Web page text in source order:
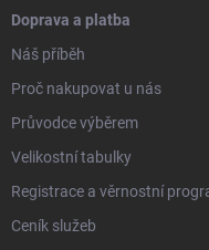
Doprava a platba
Náš příběh
Proč nakupovat u nás
Průvodce výběrem
Velikostní tabulky
Registrace a věrnostní
Ceník služeb